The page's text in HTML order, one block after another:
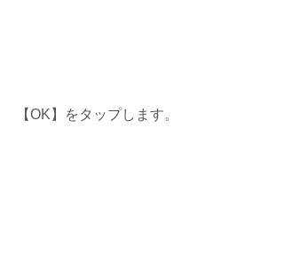
【OK】をタップします。